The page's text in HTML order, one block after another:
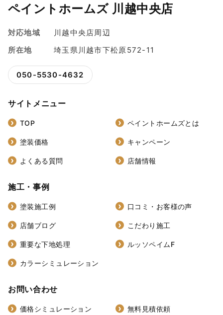
ペイントホームズ 川越中央店
対応地域
川越中央店周辺
所在地
埼玉県川越市下松原572-11
050-5530-4632
サイトメニュー
TOP ペイントホームズとは
塗装価格 キャンペーン
よくある質問 店舗情報
施工・事例
塗装施工例 口コミ・お客様の声
店舗ブログ こだわり施工
重要な下地処理 ルッソペイムF
カラーシミュレーション
お問い合わせ
価格シミュレーション 無料見積依頼